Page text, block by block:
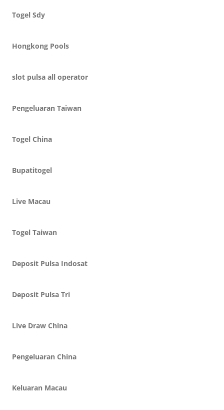
Togel Sdy
Hongkong Pools
slot pulsa all operator
Pengeluaran Taiwan
Togel China
Bupatitogel
Live Macau
Togel Taiwan
Deposit Pulsa Indosat
Deposit Pulsa Tri
Live Draw China
Pengeluaran China
Keluaran Macau